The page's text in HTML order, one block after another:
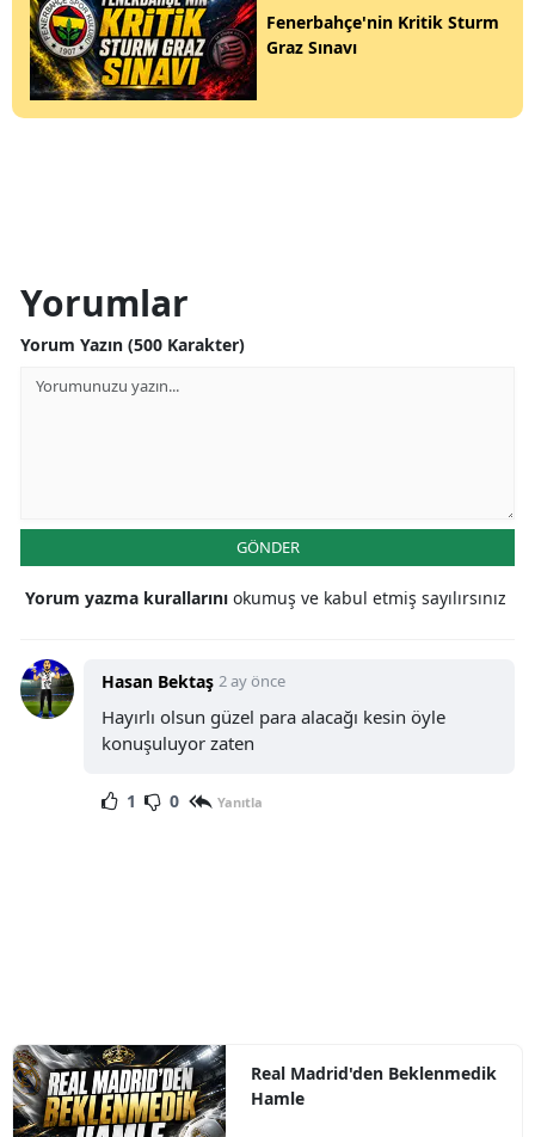
Fenerbahçe'nin Kritik Sturm
Graz Sınavı
Yorumlar
Yorum Yazın (500 Karakter)
GÖNDER
Yorum yazma kurallarını okumuş ve kabul etmiş sayılırsınız
Hasan Bektaş 2 ay önce
Hayırlı olsun güzel para alacağı kesin öyle
konuşuluyor zaten
1 0 Yanıtla
Real Madrid'den Beklenmedik
Hamle